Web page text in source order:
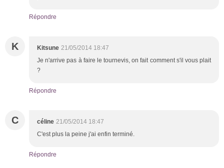
Répondre
K Kitsune 21/05/2014 18:47
Je n'arrive pas à faire le tournevis, on fait comment s'il vous plait
?
Répondre
C céline 21/05/2014 18:47
C'est plus la peine j'ai enfin terminé.
Répondre